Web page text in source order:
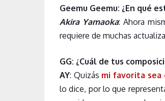
Geemu Geemu: ¿En qué
Akira Yamaoka: Ahora
requiere de muchas
GG: ¿Cuál de tus
AY: Quizás mi favorita sea
lo dice, por lo que